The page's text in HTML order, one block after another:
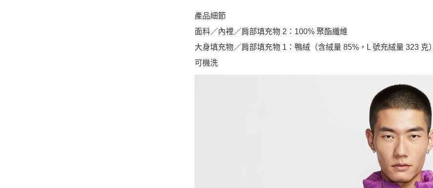
產品細節
面料／內裡／肩部填充物 2：100% 聚酯纖維
大身填充物／肩部填充物 1：鴨絨（含絨量 85%，L 號充絨量 323 克）
可機洗